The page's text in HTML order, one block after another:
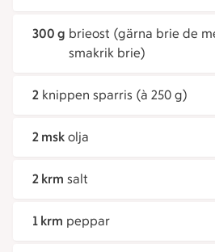
300 g brieost (gärna brie de
smakrik brie)
2 knippen sparris (à 250 g)
2 msk olja
2 krm salt
1 krm peppar